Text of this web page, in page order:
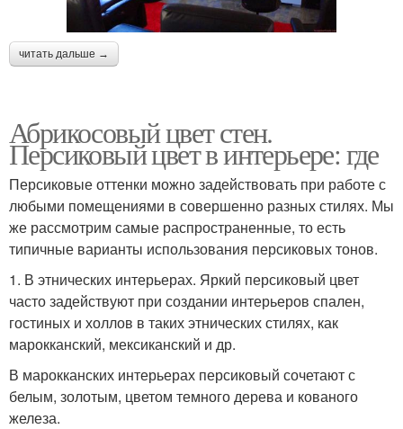
читать дальше →
Абрикосовый цвет стен.
Персиковый цвет в интерьере: где
Персиковые оттенки можно задействовать при работе с
любыми помещениями в совершенно разных стилях. Мы
же рассмотрим самые распространенные, то есть
типичные варианты использования персиковых тонов.
1. В этнических интерьерах. Яркий персиковый цвет
часто задействуют при создании интерьеров спален,
гостиных и холлов в таких этнических стилях, как
марокканский, мексиканский и др.
В марокканских интерьерах персиковый сочетают с
белым, золотым, цветом темного дерева и кованого
железа.